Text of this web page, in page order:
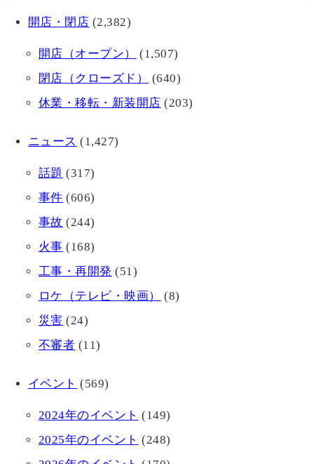
開店・閉店 (2,382)
開店（オープン）
(1,507)
閉店（クローズド）
(640)
休業・移転・新装開店 (203)
ニュース (1,427)
話題 (317)
事件 (606)
事故 (244)
火事 (168)
工事・再開発 (51)
ロケ（テレビ・映画）
(8)
災害 (24)
不審者 (11)
イベント (569)
2024年のイベント (149)
2025年のイベント (248)